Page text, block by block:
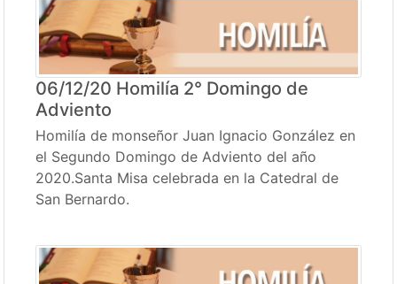
06/12/20 Homilía 2° Domingo de
Adviento
Homilía de monseñor Juan Ignacio González en
el Segundo Domingo de Adviento del año
2020.Santa Misa celebrada en la Catedral de
San Bernardo.